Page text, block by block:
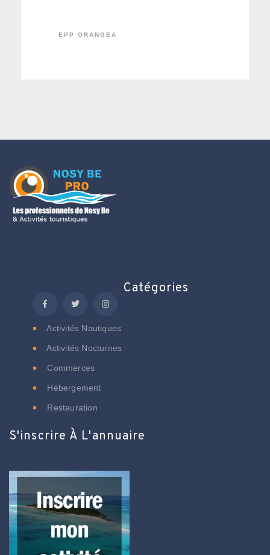
EPP ORANGEA
Catégories
Activités Nautiques
Activités Nocturnes
Commerces
Hébergement
Restauration
S'inscrire À L'annuaire